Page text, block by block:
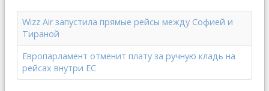
Wizz Air запустила прямые рейсы между Софией и
Тираной
Европарламент отменит плату за ручную кладь на
рейсах внутри ЕС